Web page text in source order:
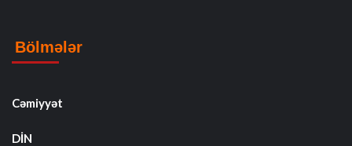
Bölmələr
Cəmiyyət
DİN